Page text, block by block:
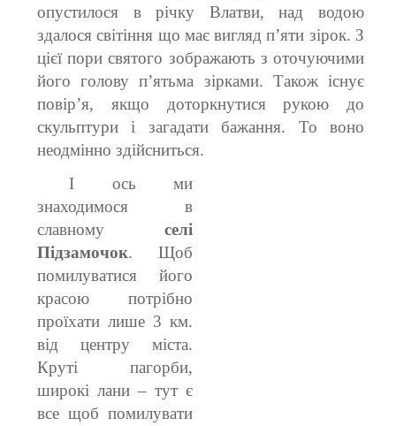
опустилося в річку Влатви, над водою
здалося світіння що має вигляд п’яти зірок. З
цієї пори святого зображають з оточуючими
його голову п’ятьма зірками. Також існує
повір’я, якщо доторкнутися рукою до
скульптури і загадати бажання. То воно
неодмінно здійсниться.
І ось ми
знаходимося в
славному селі
Підзамочок. Щоб
помилуватися його
красою потрібно
проїхати лише 3 км.
від центру міста.
Круті пагорби,
широкі лани – тут є
все щоб помилувати